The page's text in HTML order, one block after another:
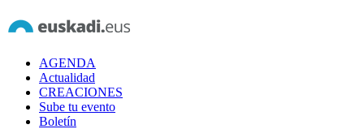
AGENDA
Actualidad
CREACIONES
Sube tu evento
Boletín